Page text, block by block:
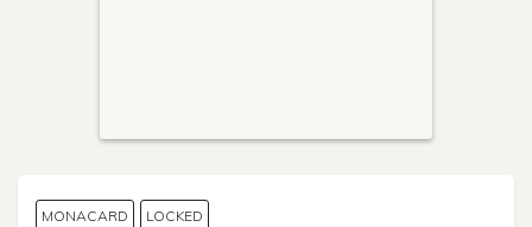
MONACARD LOCKED